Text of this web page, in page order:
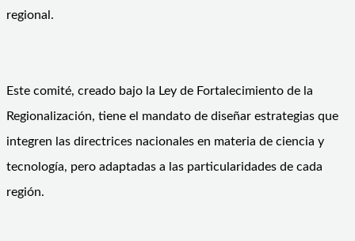
regional.
Este comité, creado bajo la Ley de Fortalecimiento de la
Regionalización, tiene el mandato de diseñar estrategias que
integren las directrices nacionales en materia de ciencia y
tecnología, pero adaptadas a las particularidades de cada
región.